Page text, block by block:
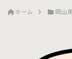
ホーム 岡山